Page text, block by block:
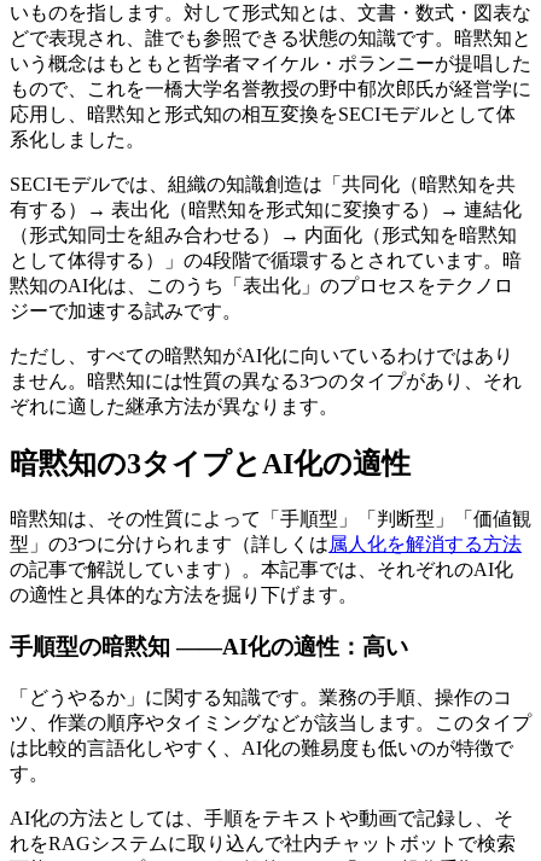
いものを指します。対して形式知とは、文書・数式・図表な
どで表現され、誰でも参照できる状態の知識です。暗黙知と
いう概念はもともと哲学者マイケル・ポランニーが提唱した
もので、これを一橋大学名誉教授の野中郁次郎氏が経営学に
応用し、暗黙知と形式知の相互変換をSECIモデルとして体
系化しました。
SECIモデルでは、組織の知識創造は「共同化（暗黙知を共
有する）→ 表出化（暗黙知を形式知に変換する）→ 連結化
（形式知同士を組み合わせる）→ 内面化（形式知を暗黙知
として体得する）」の4段階で循環するとされています。暗
黙知のAI化は、このうち「表出化」のプロセスをテクノロ
ジーで加速する試みです。
ただし、すべての暗黙知がAI化に向いているわけではあり
ません。暗黙知には性質の異なる3つのタイプがあり、それ
ぞれに適した継承方法が異なります。
暗黙知の3タイプとAI化の適性
暗黙知は、その性質によって「手順型」「判断型」「価値観
型」の3つに分けられます（詳しくは属人化を解消する方法
の記事で解説しています）。本記事では、それぞれのAI化
の適性と具体的な方法を掘り下げます。
手順型の暗黙知 ——AI化の適性：高い
「どうやるか」に関する知識です。業務の手順、操作のコ
ツ、作業の順序やタイミングなどが該当します。このタイプ
は比較的言語化しやすく、AI化の難易度も低いのが特徴で
す。
AI化の方法としては、手順をテキストや動画で記録し、そ
れをRAGシステムに取り込んで社内チャットボットで検索